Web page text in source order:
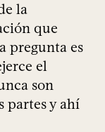
la
que
pregunta es
el
son
partes y ahí